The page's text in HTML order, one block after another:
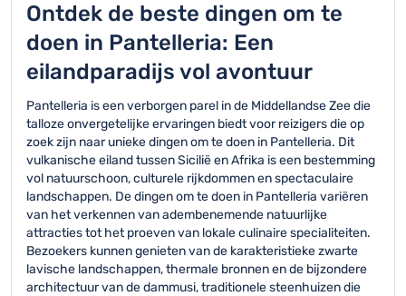
Ontdek de beste dingen om te
doen in Pantelleria: Een
eilandparadijs vol avontuur
Pantelleria is een verborgen parel in de Middellandse Zee die
talloze onvergetelijke ervaringen biedt voor reizigers die op
zoek zijn naar unieke dingen om te doen in Pantelleria. Dit
vulkanische eiland tussen Sicilië en Afrika is een bestemming
vol natuurschoon, culturele rijkdommen en spectaculaire
landschappen. De dingen om te doen in Pantelleria variëren
van het verkennen van adembenemende natuurlijke
attracties tot het proeven van lokale culinaire specialiteiten.
Bezoekers kunnen genieten van de karakteristieke zwarte
lavische landschappen, thermale bronnen en de bijzondere
architectuur van de dammusi, traditionele steenhuizen die